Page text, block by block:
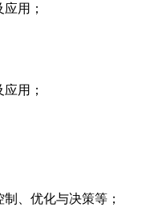
用；
用；
、优化与决策等；